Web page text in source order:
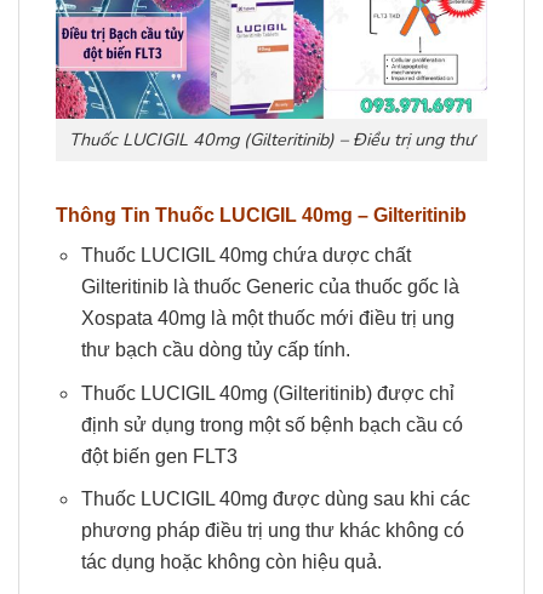
Thuốc LUCIGIL 40mg (Gilteritinib) – Điều trị ung thư
Thông Tin Thuốc LUCIGIL 40mg – Gilteritinib
Thuốc LUCIGIL 40mg chứa dược chất
Gilteritinib là thuốc Generic của thuốc gốc là
Xospata 40mg là một thuốc mới điều trị ung
thư bạch cầu dòng tủy cấp tính.
Thuốc LUCIGIL 40mg (Gilteritinib) được chỉ
định sử dụng trong một số bệnh bạch cầu có
đột biến gen FLT3
Thuốc LUCIGIL 40mg được dùng sau khi các
phương pháp điều trị ung thư khác không có
tác dụng hoặc không còn hiệu quả.